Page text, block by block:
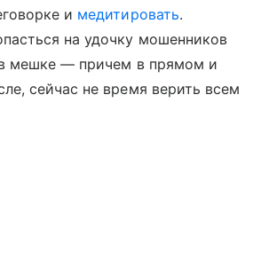
и медитировать.
на удочку мошенников
мешке — причем в прямом и
сейчас не время верить всем